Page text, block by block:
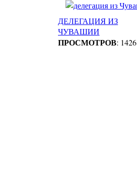
ДЕЛЕГАЦИЯ ИЗ
ЧУВАШИИ
ПРОСМОТРОВ: 1426